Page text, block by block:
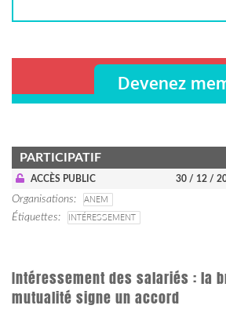
Devenez
PARTICIPATIF
ACCÈS PUBLIC 30 / 12 /
Organisations
ANEM
Étiquettes
INTÉRESSEMENT
Intéressement des salariés : la
mutualité signe un accord